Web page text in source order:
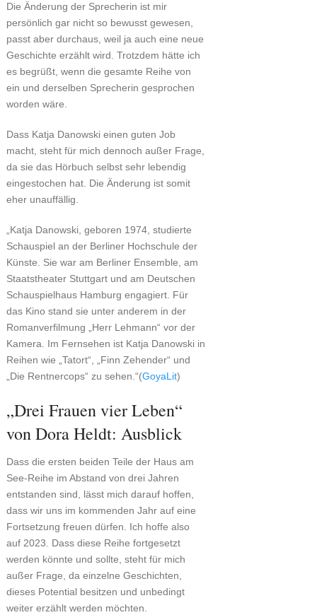
Die Änderung der Sprecherin ist mir
persönlich gar nicht so bewusst gewesen,
passt aber durchaus, weil ja auch eine neue
Geschichte erzählt wird. Trotzdem hätte ich
es begrüßt, wenn die gesamte Reihe von
ein und derselben Sprecherin gesprochen
worden wäre.
Dass Katja Danowski einen guten Job
macht, steht für mich dennoch außer Frage,
da sie das Hörbuch selbst sehr lebendig
eingestochen hat. Die Änderung ist somit
eher unauffällig.
„Katja Danowski, geboren 1974, studierte
Schauspiel an der Berliner Hochschule der
Künste. Sie war am Berliner Ensemble, am
Staatstheater Stuttgart und am Deutschen
Schauspielhaus Hamburg engagiert. Für
das Kino stand sie unter anderem in der
Romanverfilmung „Herr Lehmann“ vor der
Kamera. Im Fernsehen ist Katja Danowski in
Reihen wie „Tatort“, „Finn Zehender“ und
„Die Rentnercops“ zu sehen.“(GoyaLit)
„Drei Frauen vier Leben“
von Dora Heldt: Ausblick
Dass die ersten beiden Teile der Haus am
See-Reihe im Abstand von drei Jahren
entstanden sind, lässt mich darauf hoffen,
dass wir uns im kommenden Jahr auf eine
Fortsetzung freuen dürfen. Ich hoffe also
auf 2023. Dass diese Reihe fortgesetzt
werden könnte und sollte, steht für mich
außer Frage, da einzelne Geschichten,
dieses Potential besitzen und unbedingt
weiter erzählt werden möchten.